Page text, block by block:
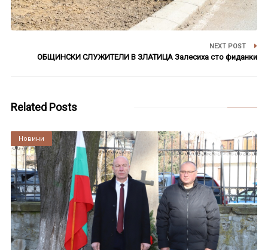
NEXT POST
ОБЩИНСКИ СЛУЖИТЕЛИ В ЗЛАТИЦА Залесиха сто фиданки
Related Posts
Култура
Новини